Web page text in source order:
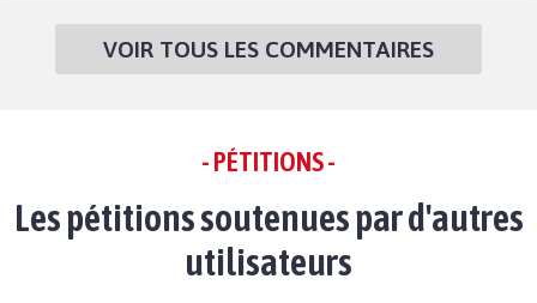
VOIR TOUS LES COMMENTAIRES
- PÉTITIONS -
Les pétitions soutenues par d'autres
utilisateurs